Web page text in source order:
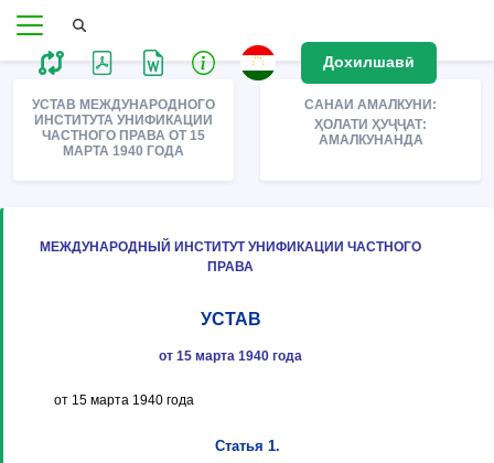
Дохилшавӣ
УСТАВ МЕЖДУНАРОДНОГО
ИНСТИТУТА УНИФИКАЦИИ
ЧАСТНОГО ПРАВА ОТ 15
МАРТА 1940 ГОДА
САНАИ АМАЛКУНИ:
ҲОЛАТИ ҲУҶҶАТ:
АМАЛКУНАНДА
МЕЖДУНАРОДНЫЙ ИНСТИТУТ УНИФИКАЦИИ ЧАСТНОГО
ПРАВА
УСТАВ
от 15 марта 1940 года
от 15 марта 1940 года
Статья 1.